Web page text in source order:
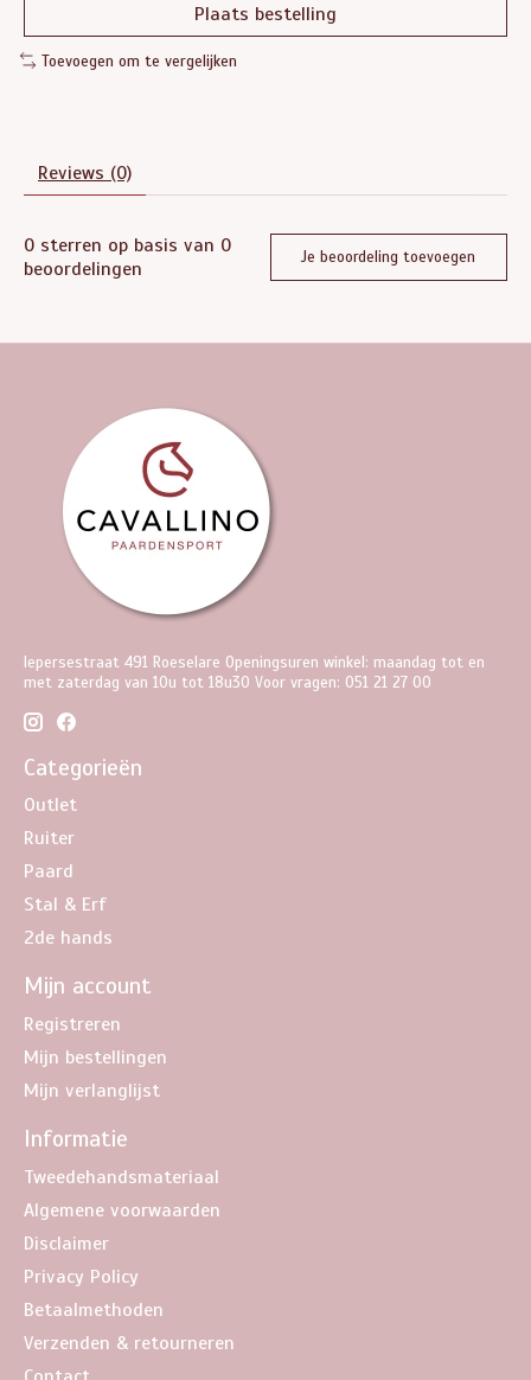
Plaats bestelling
Toevoegen om te vergelijken
Reviews (0)
0 sterren op basis van 0
beoordelingen
Je beoordeling toevoegen
Iepersestraat 491 Roeselare Openingsuren winkel: maandag tot en
met zaterdag van 10u tot 18u30 Voor vragen: 051 21 27 00
Categorieën
Outlet
Ruiter
Paard
Stal & Erf
2de hands
Mijn account
Registreren
Mijn bestellingen
Mijn verlanglijst
Informatie
Tweedehandsmateriaal
Algemene voorwaarden
Disclaimer
Privacy Policy
Betaalmethoden
Verzenden & retourneren